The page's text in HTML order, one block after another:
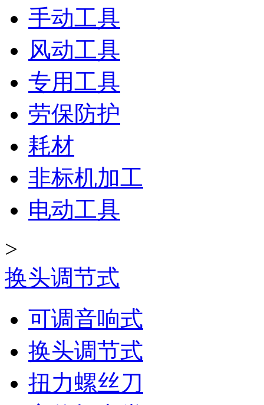
手动工具
风动工具
专用工具
劳保防护
耗材
非标机加工
电动工具
>
换头调节式
可调音响式
换头调节式
扭力螺丝刀